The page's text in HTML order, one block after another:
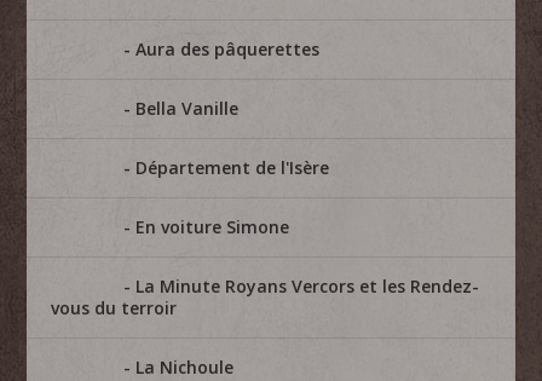
Aura des pâquerettes
Bella Vanille
Département de l'Isère
En voiture Simone
La Minute Royans Vercors et les Rendez-
vous du terroir
La Nichoule